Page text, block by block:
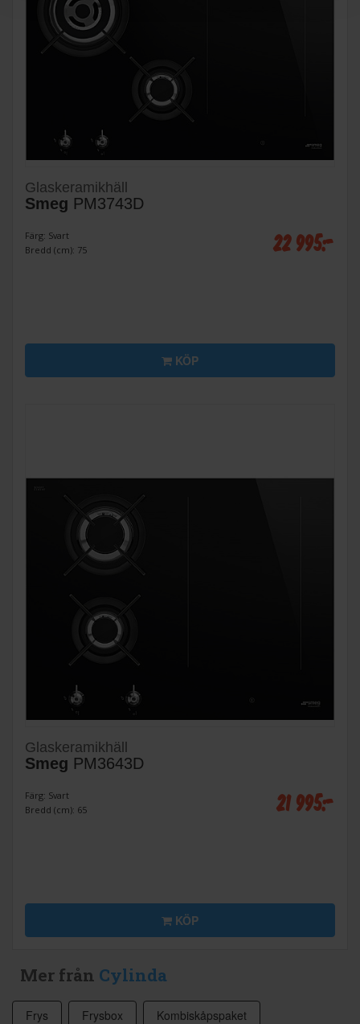
Glaskeramikhäll
Smeg PM3743D
Färg: Svart
Bredd (cm): 75
22 995:-
KÖP
Glaskeramikhäll
Smeg PM3643D
Färg: Svart
Bredd (cm): 65
21 995:-
KÖP
Mer från Cylinda
Frys Frysbox Kombiskåpspaket